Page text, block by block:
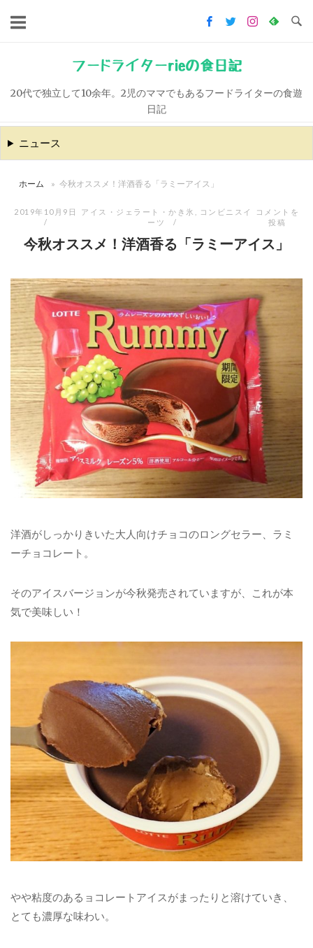
キ
ッ
フードライターrieの食日記
20代で独立して10余年。2児のママでもあるフードライターの食遊
日記
ニュース
ホーム » 今秋オススメ！洋酒香る「ラミーアイス」
2019年10月9日 アイス・ジェラート・かき氷
コンビニスイ
ーツ
コメントを
投稿
今秋オススメ！洋酒香る「ラミーアイス」
洋酒がしっかりきいた大人向けチョコのロングセラー、ラミ
ーチョコレート。
そのアイスバージョンが今秋発売されていますが、これが本
気で美味しい！
やや粘度のあるョコレートアイスがまったりと溶けていき、
とても濃厚な味わい。